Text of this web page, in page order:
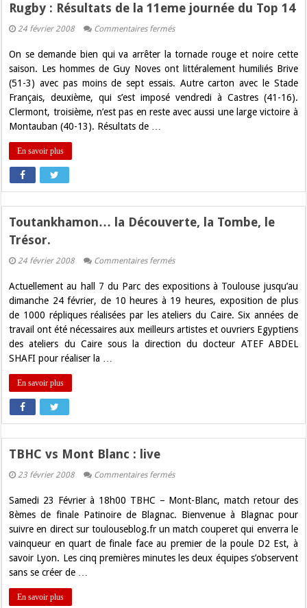
Rugby : Résultats de la 11eme journée du Top 14
24 février 2008 Commentaires ferméssur
Résultats
de
11eme
journée
Top
On se demande bien qui va arrêter la tornade rouge et noire cette
saison. Les hommes de Guy Noves ont littéralement humiliés Brive
(51-3) avec pas moins de sept essais. Autre carton avec le Stade
Français, deuxième, qui s’est imposé vendredi à Castres (41-16).
Clermont, troisième, n’est pas en reste avec aussi une large victoire à
Montauban (40-13). Résultats de …
En savoir plus
Toutankhamon… la Découverte, la Tombe, le
Trésor.
24 février 2008 Commentaires ferméssur
Découverte,
la
Tombe,
le
Trésor.
Actuellement au hall 7 du Parc des expositions à Toulouse jusqu’au
dimanche 24 février, de 10 heures à 19 heures, exposition de plus
de 1000 répliques réalisées par les ateliers du Caire. Six années de
travail ont été nécessaires aux meilleurs artistes et ouvriers Egyptiens
des ateliers du Caire sous la direction du docteur ATEF ABDEL
SHAFI pour réaliser la …
En savoir plus
TBHC vs Mont Blanc : live
23 février 2008 Commentaires ferméssur
Mont
Blanc
live
Samedi 23 Février à 18h00 TBHC – Mont-Blanc, match retour des
8èmes de finale Patinoire de Blagnac. Bienvenue à Blagnac pour
suivre en direct sur toulouseblog.fr un match couperet qui enverra le
vainqueur en quart de finale face au premier de la poule D2 Est, à
savoir Lyon. Les cinq premières minutes les deux équipes s’observent
sans se créer de …
En savoir plus